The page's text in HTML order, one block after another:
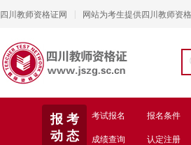
四川教师资格证网 网站为考生提供四川教师资
报 考
动 态
考试报名 报名条件
成绩查询
认定注册